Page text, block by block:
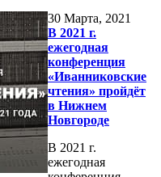
30 Марта, 2021
В 2021 г.
ежегодная
конференция
«Иванниковские
чтения» пройдёт
в Нижнем
Новгороде
В 2021 г.
ежегодная